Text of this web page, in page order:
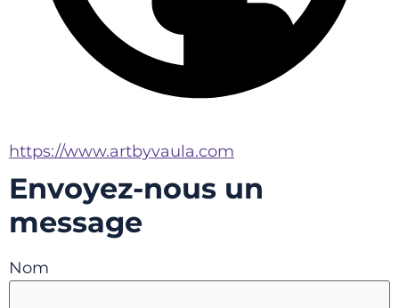
https://www.artbyvaula.com
Envoyez-nous un
message
Nom